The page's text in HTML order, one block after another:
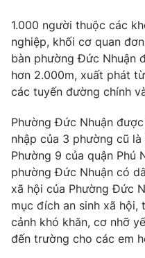
Thế giới đó đây
Câu chuyện quốc tế
Tài chính
Thị trường
Góc doanh nghiệp
Dữ liệu và đời sống
Truyền hình
Phim VTV
Hậu trường
Nhân vật
Khán giả
Giải sao mai
Giải trí
Điện ảnh
Âm nhạc
Sao
Đời sống
Du lịch
Làm đẹp
Giáo dục
Tuyển sinh
Công nghệ
1.000 người thuộc các
nghiệp, khối cơ quan
bàn phường Đức Nhuận
hơn 2.000m, xuất phát
các tuyến đường chính
Phường Đức Nhuận
nhập của 3 phường cũ
Phường 9 của quận Phú
phường Đức Nhuận có
xã hội của Phường Đức
mục đích an sinh xã
cảnh khó khăn, cơ nhỡ
đến trường cho các em